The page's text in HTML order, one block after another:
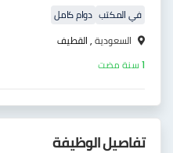
في المكتب دوام كامل
السعودية , القطيف
1 سنة مضت
تفاصيل الوظيفة